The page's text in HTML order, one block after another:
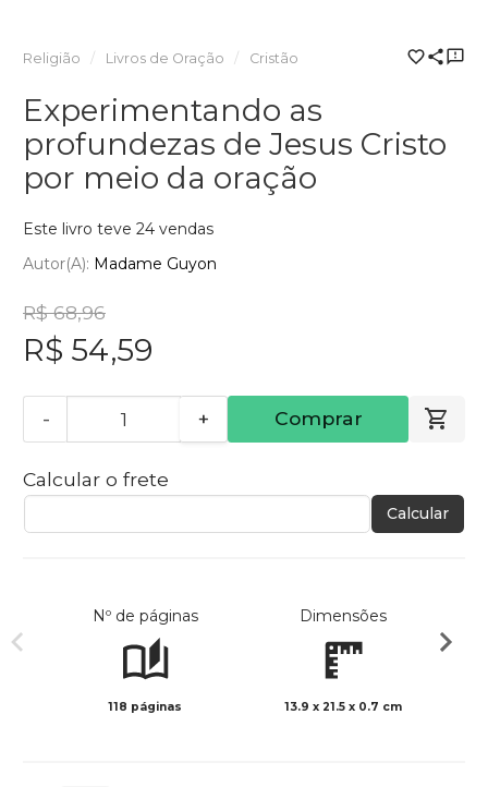
Religião Livros de Oração Cristão
Experimentando as
profundezas de Jesus Cristo
por meio da oração
Este livro teve 24 vendas
Autor(a): Madame Guyon
R$ 68,96
R$ 54,59
- + Comprar
Calcular o frete
Calcular
Nº de páginas
118 páginas
Dimensões
13.9 x 21.5 x 0.7 cm